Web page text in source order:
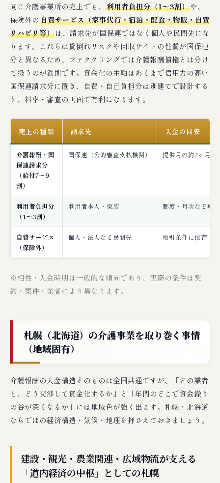
同じ介護事業所の売上でも、 利用者負担分（1〜3割）や、
保険外の自費サービス（家事代行・宿泊・配食・物販・自費
リハビリ等）は、請求先が国保連ではなく個人や民間先にな
ります。これらは貸倒れリスクや回収サイトの性質が国保連
分と異なるため、ファクタリングでは介護報酬債権とは分け
て扱うのが鉄則です。資金化の主軸はあくまで信用力の高い
国保連請求分に置き、自費・自己負担分は別建てで設計する
と、料率・審査の両面で有利になります。
売上の種類 請求先 入金の目安
介護報酬・国
保連請求分
（給付7〜9
割）
国保連（公的審査支払機関） 提供月の約2ヶ月後
利用者負担分
（1〜3割）
利用者本人・家族 都度・月次など事
自費サービス
（保険外）
個人・法人など民間先 取引条件に依存
※相性・入金時期は一般的な傾向であり、実際の条件は契
約・案件・業者により異なります。
札幌（北海道）の介護事業を取り巻く事情
（地域固有）
介護報酬の入金構造そのものは全国共通ですが、「どの業者
と、どう交渉して資金化するか」と「年間のどこで資金繰り
の谷が深くなるか」には地域色が強く出ます。札幌・北海道
ならではの経済構造・気候・地理を押さえておきましょう。
建設・観光・農業関連・広域物流が支える
「道内経済の中枢」としての札幌